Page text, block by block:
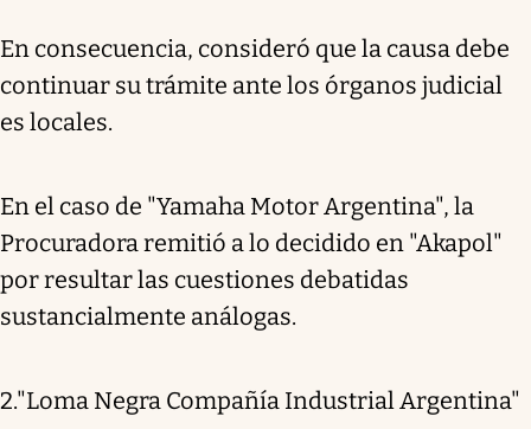
En consecuencia, consideró que la causa debe
continuar su trámite ante los órganos judicial
es locales.
En el caso de "Yamaha Motor Argentina", la
Procuradora remitió a lo decidido en "Akapol"
por resultar las cuestiones debatidas
sustancialmente análogas.
2."Loma Negra Compañía Industrial Argentina"